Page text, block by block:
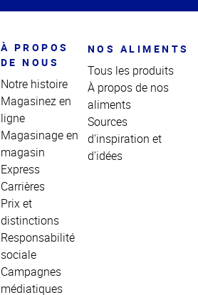
À PROPOS
DE NOUS
Notre histoire
Magasinez en
ligne
Magasinage en
magasin
Express
Carrières
Prix et
distinctions
Responsabilité
sociale
Campagnes
médiatiques
NOS ALIMENTS
Tous les produits
À propos de nos
aliments
Sources
d'inspiration et
d'idées